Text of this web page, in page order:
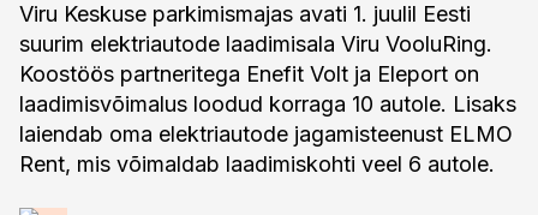
Viru Keskuse parkimismajas avati 1. juulil Eesti
suurim elektriautode laadimisala Viru VooluRing.
Koostöös partneritega Enefit Volt ja Eleport on
laadimisvõimalus loodud korraga 10 autole. Lisaks
laiendab oma elektriautode jagamisteenust ELMO
Rent, mis võimaldab laadimiskohti veel 6 autole.